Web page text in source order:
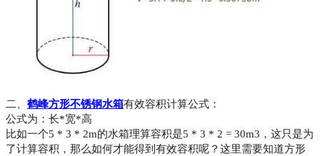
二、 鹤峰方形不锈钢水箱有效容积计算公式：
公式为：长*宽*高
比如一个5 * 3 * 2m的水箱理算容积是5 * 3 * 2 = 30m3，这只是为
了计算容积，那么如何才能得到有效容积呢？这里需要知道方形